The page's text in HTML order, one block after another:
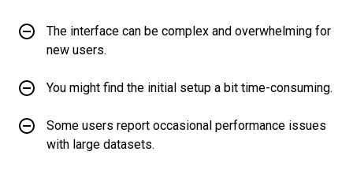
The interface can be complex and overwhelming for
new users.
You might find the initial setup a bit time-consuming.
Some users report occasional performance issues
with large datasets.